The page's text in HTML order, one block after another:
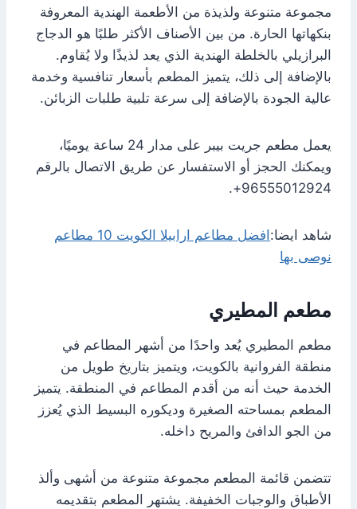
مجموعة متنوعة ولذيذة من الأطعمة الهندية المعروفة
بنكهاتها الحارة. من بين الأصناف الأكثر طلبًا هو الدجاج
البرازيلي بالخلطة الهندية الذي يعد لذيذًا ولا يُقاوم.
بالإضافة إلى ذلك، يتميز المطعم بأسعار تنافسية وخدمة
عالية الجودة بالإضافة إلى سرعة تلبية طلبات الزبائن.
يعمل مطعم جريت بيبر على مدار 24 ساعة يوميًا،
ويمكنك الحجز أو الاستفسار عن طريق الاتصال بالرقم
96555012924+.
شاهد ايضا:
افضل مطاعم ارابيلا الكويت 10 مطاعم
نوصى بها
مطعم المطيري
مطعم المطيري يُعد واحدًا من أشهر المطاعم في
منطقة الفروانية بالكويت، ويتميز بتاريخ طويل من
الخدمة حيث أنه من أقدم المطاعم في المنطقة. يتميز
المطعم بمساحته الصغيرة وديكوره البسيط الذي يُعزز
من الجو الدافئ والمريح داخله.
تتضمن قائمة المطعم مجموعة متنوعة من أشهى وألذ
الأطباق والوجبات الخفيفة. يشتهر المطعم بتقديمه